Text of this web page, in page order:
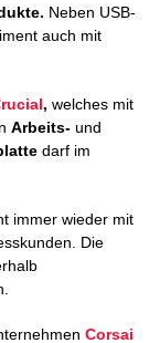
Neben USB-
auch mit
, welches mit
Arbeits- und
darf im
immer wieder mit
Die
Corsai